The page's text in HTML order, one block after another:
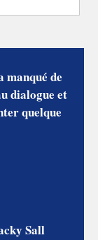
de
dialogue et
quelque
Sall